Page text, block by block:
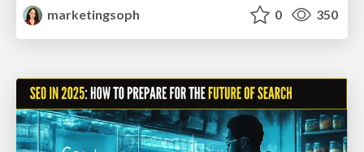
marketingsoph
0 350